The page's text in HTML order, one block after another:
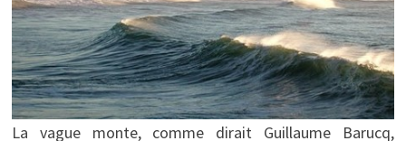
La vague monte, comme dirait Guillaume Barucq,